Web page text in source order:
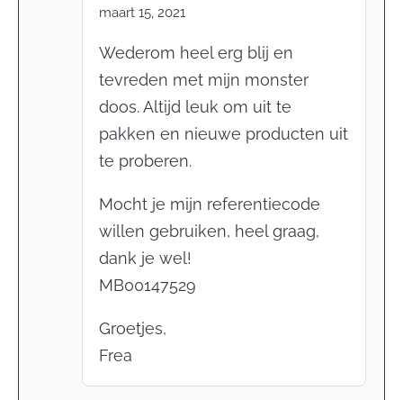
maart 15, 2021
Wederom heel erg blij en
tevreden met mijn monster
doos. Altijd leuk om uit te
pakken en nieuwe producten uit
te proberen.
Mocht je mijn referentiecode
willen gebruiken, heel graag,
dank je wel!
MB00147529
Groetjes,
Frea